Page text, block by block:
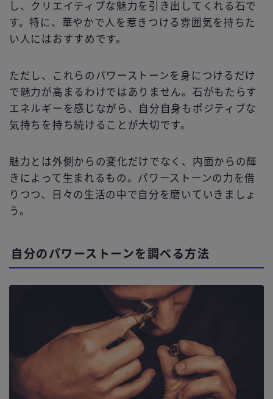
し、クリエイティブな魅力を引き出してくれる石で
す。特に、華やかで人を惹きつける雰囲気を持ちた
い人にはおすすめです。
ただし、これらのパワーストーンを身につけるだけ
で魅力が高まるわけではありません。石がもたらす
エネルギーを感じながら、自分自身もポジティブな
気持ちを持ち続けることが大切です。
魅力とは外側からの変化だけでなく、内面からの輝
きによって生まれるもの。パワーストーンの力を借
りつつ、日々の生活の中で自分を磨いていきましょ
う。
自分のパワーストーンを調べる方法